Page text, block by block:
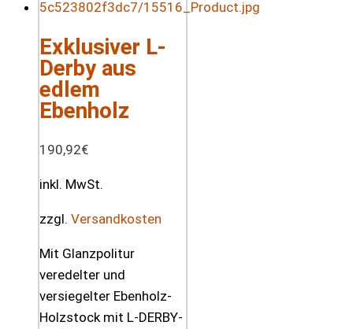
Exklusiver L-
Derby aus
edlem
Ebenholz
190,92€
inkl. MwSt.
zzgl. Versandkosten
Mit Glanzpolitur
veredelter und
versiegelter Ebenholz-
Holzstock mit L-DERBY-